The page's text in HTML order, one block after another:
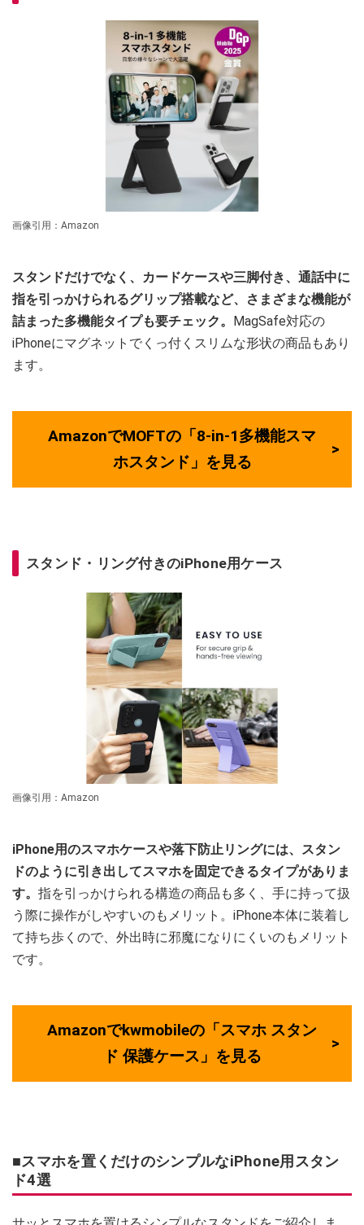
画像引用：Amazon
スタンドだけでなく、カードケースや三脚付き、通話中に
指を引っかけられるグリップ搭載など、さまざまな機能が
詰まった多機能タイプも要チェック。 MagSafe対応の
iPhoneにマグネットでくっ付くスリムな形状の商品もあり
ます。
AmazonでMOFTの「8-in-1多機能スマ
ホスタンド」を見る
スタンド・リング付きのiPhone用ケース
画像引用：Amazon
iPhone用のスマホケースや落下防止リングには、スタン
ドのように引き出してスマホを固定できるタイプがありま
す。 指を引っかけられる構造の商品も多く、手に持って扱
う際に操作がしやすいのもメリット。iPhone本体に装着し
て持ち歩くので、外出時に邪魔になりにくいのもメリット
です。
Amazonでkwmobileの「スマホ スタン
ド 保護ケース」を見る
■スマホを置くだけのシンプルなiPhone用スタン
ド4選